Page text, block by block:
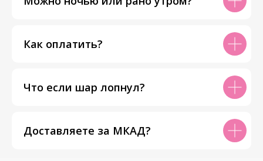
Как оплатить?
Что если шар лопнул?
Доставляете за МКАД?